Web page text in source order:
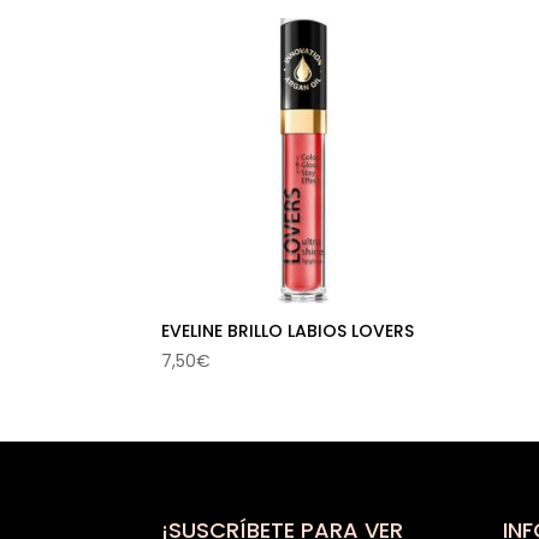
EVELINE BRILLO LABIOS LOVERS
7,50€
¡SUSCRÍBETE PARA VER